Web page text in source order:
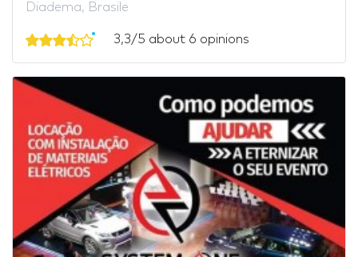
Diadema, Brasile
3,3/5 about 6 opinions